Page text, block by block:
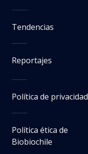
Tendencias
Reportajes
Política de privacidad
Política ética de
Biobiochile